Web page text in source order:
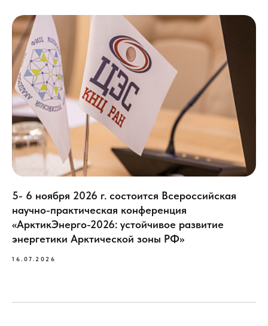
5- 6 ноября 2026 г. состоится Всероссийская
научно-практическая конференция
«АрктикЭнерго-2026: устойчивое развитие
энергетики Арктической зоны РФ»
16.07.2026